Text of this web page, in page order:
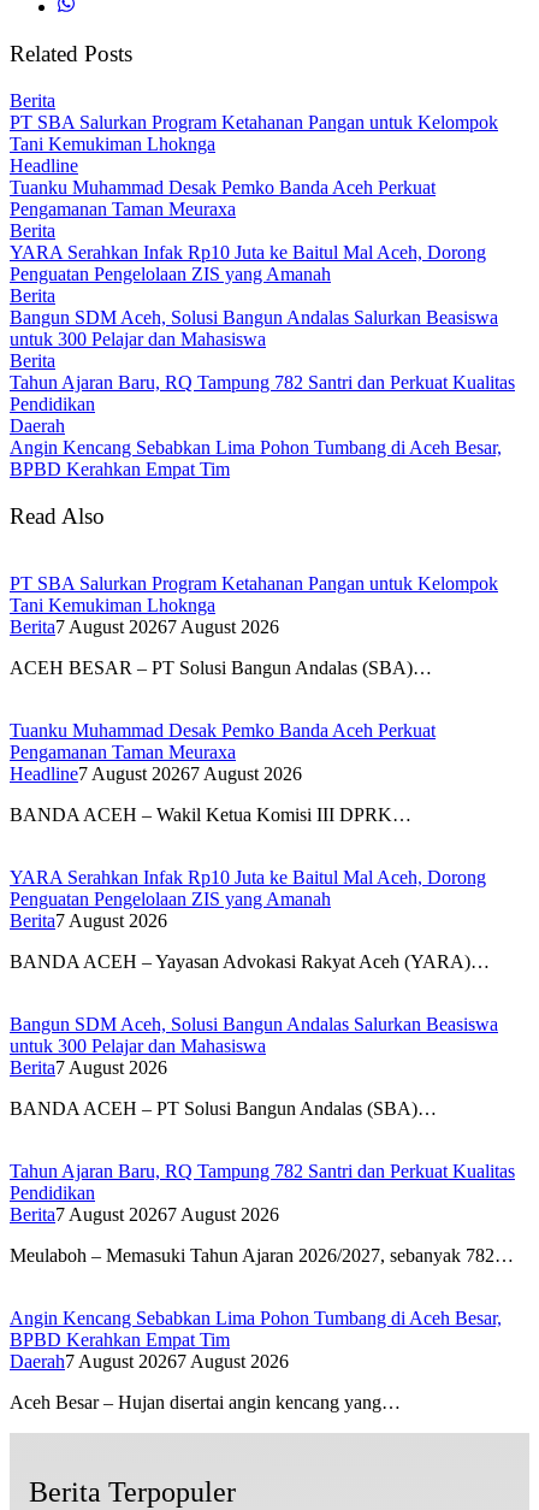
Related Posts
Berita
PT SBA Salurkan Program Ketahanan Pangan untuk Kelompok
Tani Kemukiman Lhoknga
Headline
Tuanku Muhammad Desak Pemko Banda Aceh Perkuat
Pengamanan Taman Meuraxa
Berita
YARA Serahkan Infak Rp10 Juta ke Baitul Mal Aceh, Dorong
Penguatan Pengelolaan ZIS yang Amanah
Berita
Bangun SDM Aceh, Solusi Bangun Andalas Salurkan Beasiswa
untuk 300 Pelajar dan Mahasiswa
Berita
Tahun Ajaran Baru, RQ Tampung 782 Santri dan Perkuat Kualitas
Pendidikan
Daerah
Angin Kencang Sebabkan Lima Pohon Tumbang di Aceh Besar,
BPBD Kerahkan Empat Tim
Read Also
PT SBA Salurkan Program Ketahanan Pangan untuk Kelompok
Tani Kemukiman Lhoknga
Berita7 August 20267 August 2026
ACEH BESAR – PT Solusi Bangun Andalas (SBA)…
Tuanku Muhammad Desak Pemko Banda Aceh Perkuat
Pengamanan Taman Meuraxa
Headline7 August 20267 August 2026
BANDA ACEH – Wakil Ketua Komisi III DPRK…
YARA Serahkan Infak Rp10 Juta ke Baitul Mal Aceh, Dorong
Penguatan Pengelolaan ZIS yang Amanah
Berita7 August 2026
BANDA ACEH – Yayasan Advokasi Rakyat Aceh (YARA)…
Bangun SDM Aceh, Solusi Bangun Andalas Salurkan Beasiswa
untuk 300 Pelajar dan Mahasiswa
Berita7 August 2026
BANDA ACEH – PT Solusi Bangun Andalas (SBA)…
Tahun Ajaran Baru, RQ Tampung 782 Santri dan Perkuat Kualitas
Pendidikan
Berita7 August 20267 August 2026
Meulaboh – Memasuki Tahun Ajaran 2026/2027, sebanyak 782…
Angin Kencang Sebabkan Lima Pohon Tumbang di Aceh Besar,
BPBD Kerahkan Empat Tim
Daerah7 August 20267 August 2026
Aceh Besar – Hujan disertai angin kencang yang…
Berita Terpopuler